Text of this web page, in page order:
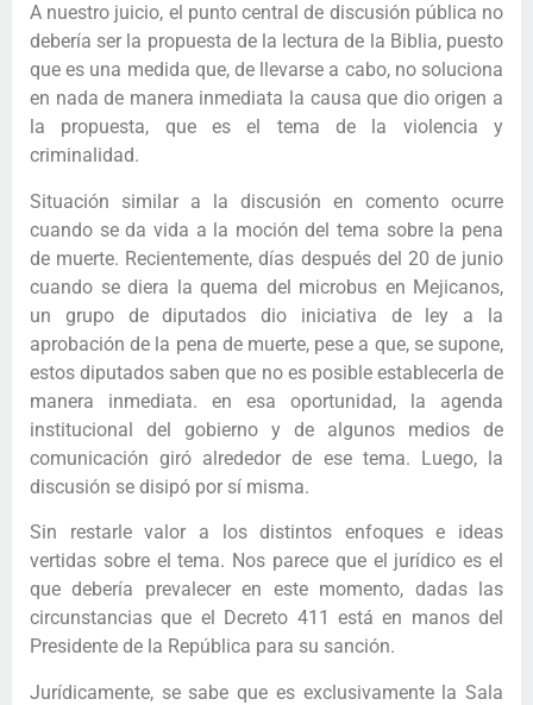
A nuestro juicio, el punto central de discusión pública no
debería ser la propuesta de la lectura de la Biblia, puesto
que es una medida que, de llevarse a cabo, no soluciona
en nada de manera inmediata la causa que dio origen a
la propuesta, que es el tema de la violencia y
criminalidad.
Situación similar a la discusión en comento ocurre
cuando se da vida a la moción del tema sobre la pena
de muerte. Recientemente, días después del 20 de junio
cuando se diera la quema del microbus en Mejicanos,
un grupo de diputados dio iniciativa de ley a la
aprobación de la pena de muerte, pese a que, se supone,
estos diputados saben que no es posible establecerla de
manera inmediata. en esa oportunidad, la agenda
institucional del gobierno y de algunos medios de
comunicación giró alrededor de ese tema. Luego, la
discusión se disipó por sí misma.
Sin restarle valor a los distintos enfoques e ideas
vertidas sobre el tema. Nos parece que el jurídico es el
que debería prevalecer en este momento, dadas las
circunstancias que el Decreto 411 está en manos del
Presidente de la República para su sanción.
Jurídicamente, se sabe que es exclusivamente la Sala